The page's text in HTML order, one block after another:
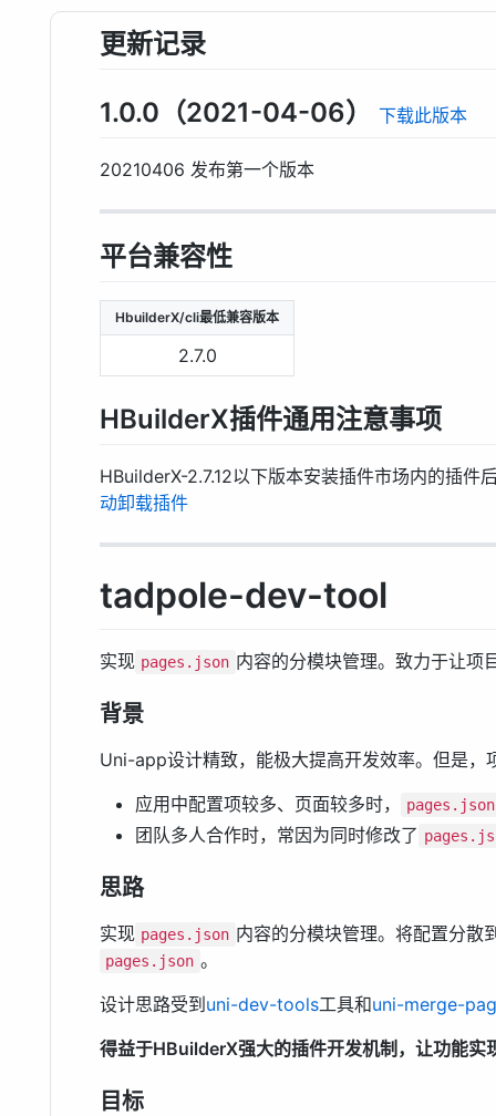
更新记录
1.0.0（2021-04-06） 下载此版本
20210406 发布第一个版本
平台兼容性
HbuilderX/cli最低兼容版本
2.7.0
HBuilderX插件通用注意事项
HBuilderX-2.7.12以下版本安装插件市场内的插件
动卸载插件
tadpole-dev-tool
实现 pages.json 内容的分模块管理。致力于让项
背景
Uni-app设计精致，能极大提高开发效率。但是，
应用中配置项较多、页面较多时，
pages.json
团队多人合作时，常因为同时修改了
思路
实现 pages.json 内容的分模块管理。将配置分散
pages.json 。
设计思路受到uni-dev-tools工具和uni-merge-
得益于HBuilderX强大的插件开发机制，让功能实
目标